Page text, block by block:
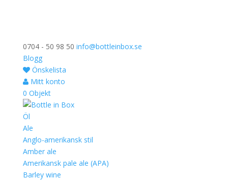
0704 - 50 98 50 info@bottleinbox.se
Blogg
Önskelista
Mitt konto
0 Objekt
Öl
Ale
Anglo-amerikansk stil
Amber ale
Amerikansk pale ale (APA)
Barley wine